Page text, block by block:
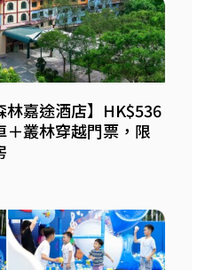
林嘉途酒店】HK$536
叢林穿越門票，限